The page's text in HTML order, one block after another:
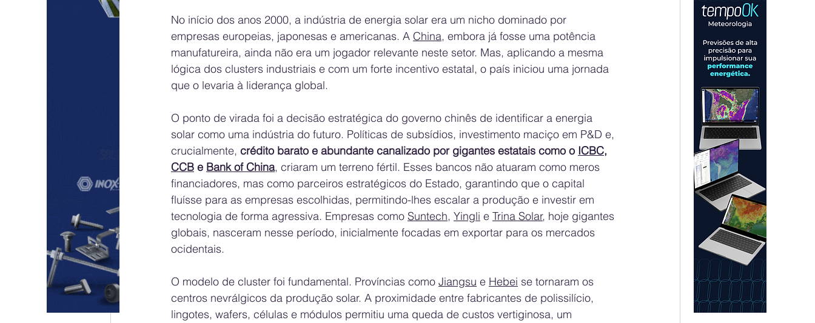
No início dos anos 2000, a indústria de energia solar era um nicho dominado por
empresas europeias, japonesas e americanas. A China, embora já fosse uma potência
manufatureira, ainda não era um jogador relevante neste setor. Mas, aplicando a mesma
lógica dos clusters industriais e com um forte incentivo estatal, o país iniciou uma jornada
que o levaria à liderança global.
O ponto de virada foi a decisão estratégica do governo chinês de identificar a energia
solar como uma indústria do futuro. Políticas de subsídios, investimento maciço em P&D e,
crucialmente, crédito barato e abundante canalizado por gigantes estatais como o ICBC,
CCB e Bank of China, criaram um terreno fértil. Esses bancos não atuaram como meros
financiadores, mas como parceiros estratégicos do Estado, garantindo que o capital
fluísse para as empresas escolhidas, permitindo-lhes escalar a produção e investir em
tecnologia de forma agressiva. Empresas como Suntech, Yingli e Trina Solar, hoje gigantes
globais, nasceram nesse período, inicialmente focadas em exportar para os mercados
ocidentais.
O modelo de cluster foi fundamental. Províncias como Jiangsu e Hebei se tornaram os
centros nevrálgicos da produção solar. A proximidade entre fabricantes de polissilício,
lingotes, wafers, células e módulos permitiu uma queda de custos vertiginosa, um